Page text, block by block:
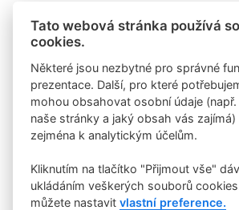
Informace o nákupu
Nákupní řád
Vrácení zboží
Zpracování osobních
Zásady o používání
Klientská zóna
Velkoochod
Registrace zákazníka
Příhlášení zákazníka
Tato webová stránka používá
cookies.
Některé jsou nezbytné pro správné
prezentace. Další, pro které
mohou obsahovat osobní údaje
naše stránky a jaký obsah vás
zejména k analytickým účelům.
Kliknutím na tlačítko "Přijmout vše"
ukládáním veškerých souborů
můžete nastavitvlastní preference.